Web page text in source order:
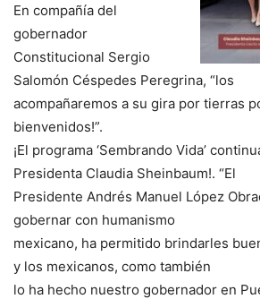
En compañía del
gobernador
Constitucional Sergio
Salomón Céspedes Peregrina, “los
acompañaremos a su gira por tierras
bienvenidos!”.
¡El programa ‘Sembrando Vida’
Presidenta Claudia Sheinbaum!. “El
Presidente Andrés Manuel López
gobernar con humanismo
mexicano, ha permitido brindarles
y los mexicanos, como también
lo ha hecho nuestro gobernador en